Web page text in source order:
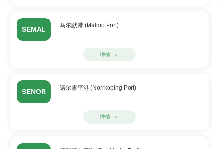
SEMAL 马尔默港 (Malmo Port)
详情
SENOR 诺尔雪平港 (Norrkoping Port)
详情